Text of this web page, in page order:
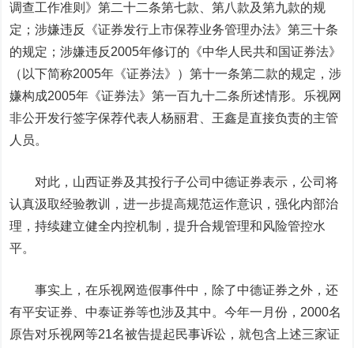
调查工作准则》第二十二条第七款、第八款及第九款的规
定；涉嫌违反《证券发行上市保荐业务管理办法》第三十条
的规定；涉嫌违反2005年修订的《中华人民共和国证券法》
（以下简称2005年《证券法》）第十一条第二款的规定，涉
嫌构成2005年《证券法》第一百九十二条所述情形。乐视网
非公开发行签字保荐代表人杨丽君、王鑫是直接负责的主管
人员。
对此，山西证券及其投行子公司中德证券表示，公司将
认真汲取经验教训，进一步提高规范运作意识，强化内部治
理，持续建立健全内控机制，提升合规管理和风险管控水
平。
事实上，在乐视网造假事件中，除了中德证券之外，还
有平安证券、 中泰证券等也涉及其中。今年一月份，2000名
原告对乐视网等21名被告提起民事诉讼，就包含上述三家证